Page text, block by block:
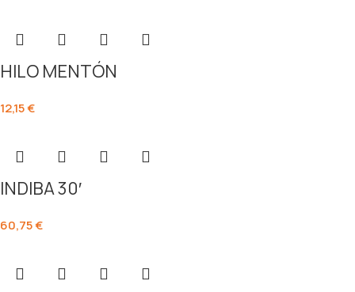
HILO MENTÓN
12,15€
INDIBA 30′
60,75€